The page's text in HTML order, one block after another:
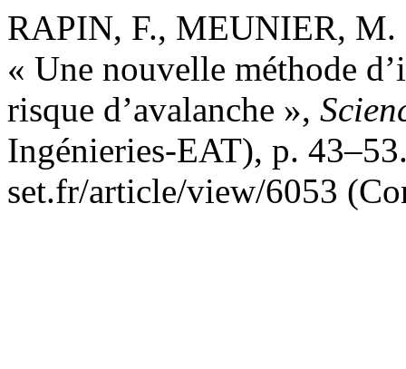
RAPIN, F., MEUNIER,
« Une nouvelle méthode
risque d’avalanche »,
Ingénieries-EAT), p.
set.fr/article/view/6053